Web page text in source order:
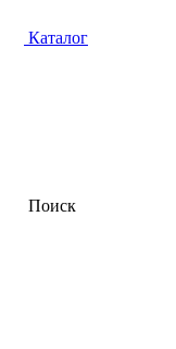
Каталог
Поиск